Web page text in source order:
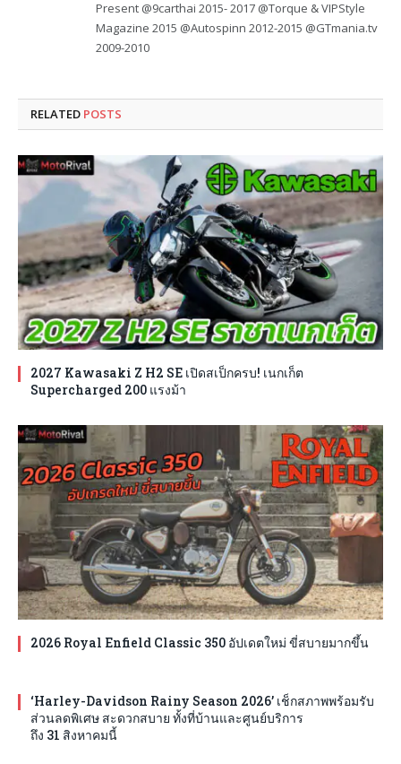
Present @9carthai 2015- 2017 @Torque & VIPStyle
Magazine 2015 @Autospinn 2012-2015 @GTmania.tv
2009-2010
RELATED POSTS
2027 Kawasaki Z H2 SE เปิดสเป็กครบ! เนกเก็ต
Supercharged 200 แรงม้า
2026 Royal Enfield Classic 350 อัปเดตใหม่ ขี่สบายมากขึ้น
‘Harley-Davidson Rainy Season 2026’ เช็กสภาพพร้อมรับ
ส่วนลดพิเศษ สะดวกสบาย ทั้งที่บ้านและศูนย์บริการ
ถึง 31 สิงหาคมนี้